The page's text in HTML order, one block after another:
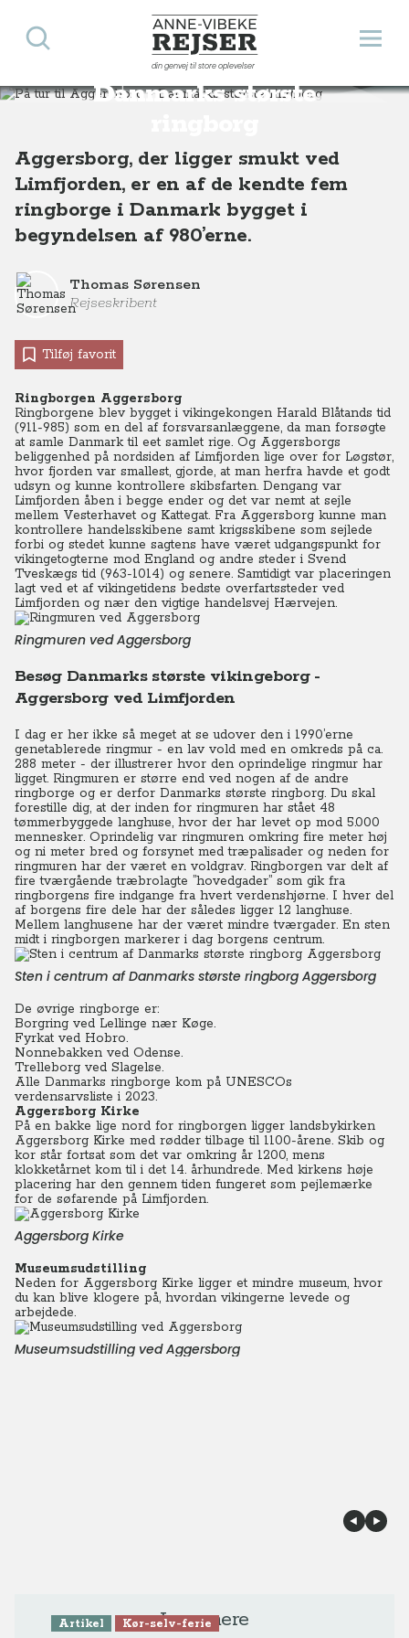
Anne-Vibeke Rejser
din genvej til store oplevelser
Åbn
Søg
På tur til Aggersborg -
Danmarks største
Destinationer Europa Danmark På tur til Aggersborg - Danmarks største ringborg
Aggersborg, der ligger smukt ved
Limfjorden, er en af de kendte fem
ringborge i Danmark bygget i
begyndelsen af 980’erne.
Thomas Sørensen
Rejseskribent
Tilføj favorit
Ringborgen Aggersborg
Ringborgene blev bygget i vikingekongen Harald Blåtands tid
(911-985) som en del af forsvarsanlæggene, da man forsøgte
at samle Danmark til eet samlet rige. Og Aggersborgs
beliggenhed på nordsiden af Limfjorden lige over for Løgstør,
hvor fjorden var smallest, gjorde, at man herfra havde et godt
udsyn og kunne kontrollere skibsfarten. Dengang var
Limfjorden åben i begge ender og det var nemt at sejle
mellem Vesterhavet og Kattegat. Fra Aggersborg kunne man
kontrollere handelsskibene samt krigsskibene som sejlede
forbi og stedet kunne sagtens have været udgangspunkt for
vikingetogterne mod England og andre steder i Svend
Tveskægs tid (963-1014) og senere. Samtidigt var placeringen
lagt ved et af vikingetidens bedste overfartssteder ved
Limfjorden og nær den vigtige handelsvej Hærvejen.
Ringmuren ved Aggersborg
Besøg Danmarks største vikingeborg -
Aggersborg ved Limfjorden
I dag er her ikke så meget at se udover den i 1990’erne
genetablerede ringmur - en lav vold med en omkreds på ca.
288 meter - der illustrerer hvor den oprindelige ringmur har
ligget. Ringmuren er større end ved nogen af de andre
ringborge og er derfor Danmarks største ringborg. Du skal
forestille dig, at der inden for ringmuren har stået 48
tømmerbyggede langhuse, hvor der har levet op mod 5.000
mennesker. Oprindelig var ringmuren omkring fire meter høj
og ni meter bred og forsynet med træpalisader og neden for
ringmuren har der været en voldgrav. Ringborgen var delt af
fire tværgående træbrolagte ”hovedgader” som gik fra
ringborgens fire indgange fra hvert verdenshjørne. I hver del
af borgens fire dele har der således ligger 12 langhuse.
Mellem langhusene har der været mindre tværgader. En sten
midt i ringborgen markerer i dag borgens centrum.
Sten i centrum af Danmarks største ringborg Aggersborg
De øvrige ringborge er:
Borgring ved Lellinge nær Køge.
Fyrkat ved Hobro.
Nonnebakken ved Odense.
Trelleborg ved Slagelse.
Alle Danmarks ringborge kom på UNESCOs
verdensarvsliste i 2023.
Aggersborg Kirke
På en bakke lige nord for ringborgen ligger landsbykirken
Aggersborg Kirke med rødder tilbage til 1100-årene. Skib og
kor står fortsat som det var omkring år 1200, mens
klokketårnet kom til i det 14. århundrede. Med kirkens høje
placering har den gennem tiden fungeret som pejlemærke
for de søfarende på Limfjorden.
Aggersborg Kirke
Museumsudstilling
Neden for Aggersborg Kirke ligger et mindre museum, hvor
du kan blive klogere på, hvordan vikingerne levede og
arbejdede.
Museumsudstilling ved Aggersborg
Læs mere
Artikel Kør-selv-ferie